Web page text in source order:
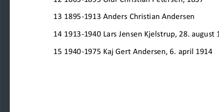
13 1895-1913 Anders Christian Andersen
14 1913-1940 Lars Jensen Kjelstrup, 28. august
15 1940-1975 Kaj Gert Andersen, 6. april 1914